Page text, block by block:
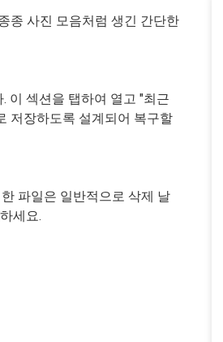
종 사진 모음처럼 생긴 간단한
이 섹션을 탭하여 열고 "최근
저장하도록 설계되어 복구할
파일은 일반적으로 삭제 날
세요.